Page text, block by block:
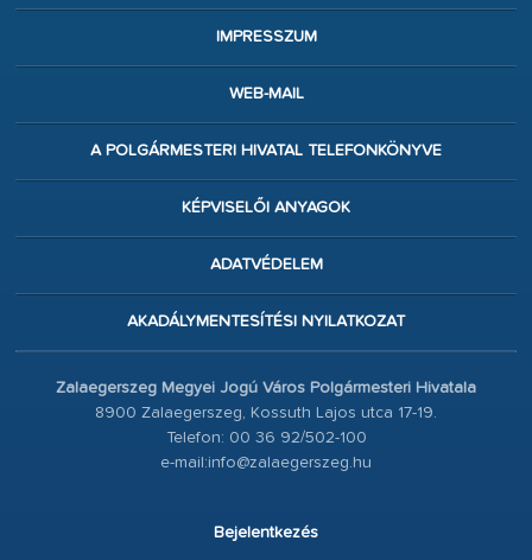
IMPRESSZUM
WEB-MAIL
A POLGÁRMESTERI HIVATAL TELEFONKÖNYVE
KÉPVISELŐI ANYAGOK
ADATVÉDELEM
AKADÁLYMENTESÍTÉSI NYILATKOZAT
Zalaegerszeg Megyei Jogú Város Polgármesteri Hivatala
8900 Zalaegerszeg, Kossuth Lajos utca 17-19.
Telefon: 00 36 92/502-100
e-mail:info@zalaegerszeg.hu
Bejelentkezés